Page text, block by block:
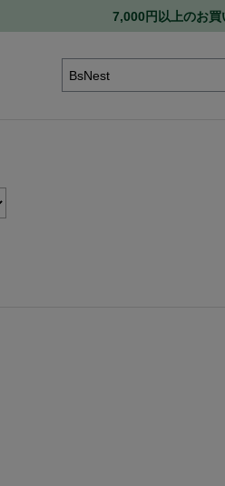
7,000円以上のお